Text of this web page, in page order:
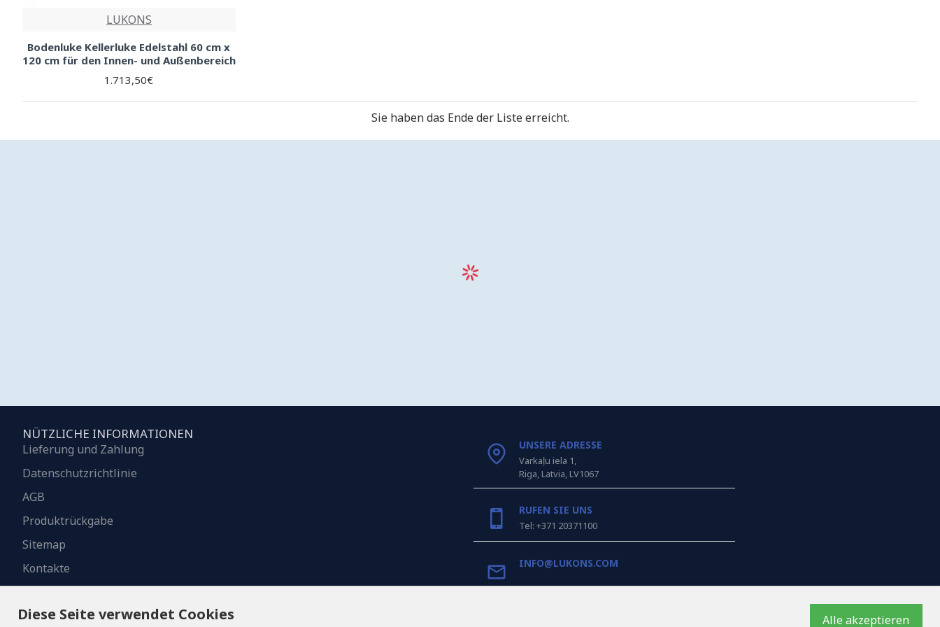
LUKONS
Bodenluke Kellerluke Edelstahl 60 cm x
120 cm für den Innen- und Außenbereich
1.713,50€
Sie haben das Ende der Liste erreicht.
NÜTZLICHE INFORMATIONEN
Lieferung und Zahlung
Datenschutzrichtlinie
AGB
Produktrückgabe
Sitemap
Kontakte
UNSERE ADRESSE
Varkaļu iela 1,
Riga, Latvia, LV1067
RUFEN SIE UNS
Tel: +371 20371100
INFO@LUKONS.COM
Diese Seite verwendet Cookies Alle akzeptieren